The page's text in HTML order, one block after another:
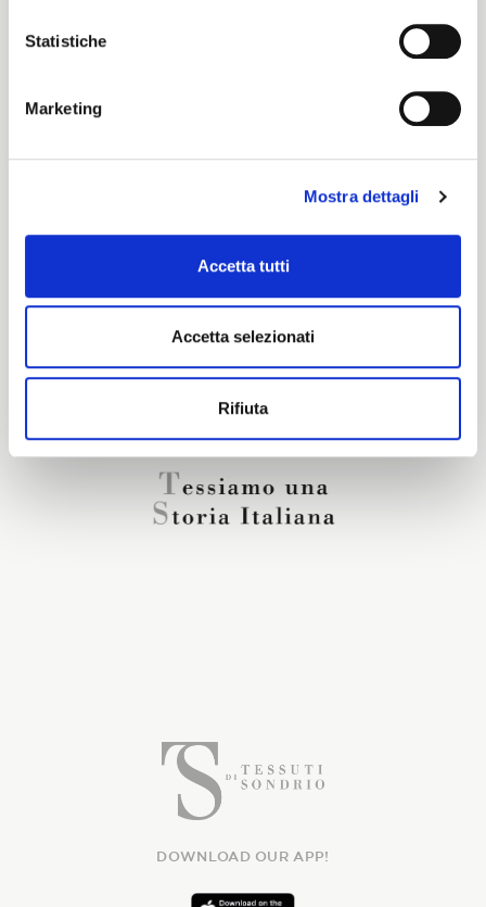
Statistiche
Marketing
Mostra dettagli
Accetta tutti
Accetta selezionati
Rifiuta
DOWNLOAD OUR APP!